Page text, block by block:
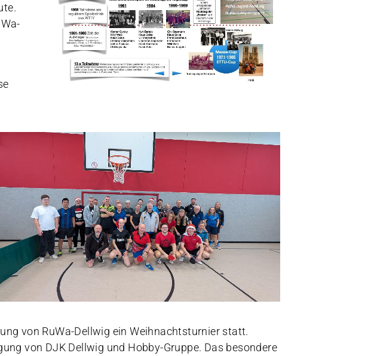
von RuWa-Dellwig ein Weihnachtsturnier statt.
von DJK Dellwig und Hobby-Gruppe. Das besondere